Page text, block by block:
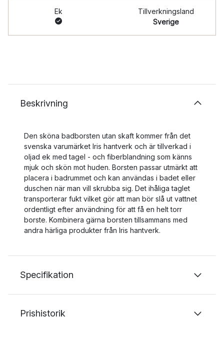
Ek
Tillverkningsland
Sverige
Beskrivning
Den sköna badborsten utan skaft kommer från det
svenska varumärket Iris hantverk och är tillverkad i
oljad ek med tagel - och fiberblandning som känns
mjuk och skön mot huden. Borsten passar utmärkt att
placera i badrummet och kan användas i badet eller
duschen när man vill skrubba sig. Det ihåliga taglet
transporterar fukt vilket gör att man bör slå ut vattnet
ordentligt efter användning för att få en helt torr
borste. Kombinera gärna borsten tillsammans med
andra härliga produkter från Iris hantverk.
Specifikation
Prishistorik